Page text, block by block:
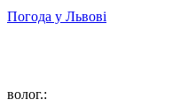
Погода у Львові
волог.: